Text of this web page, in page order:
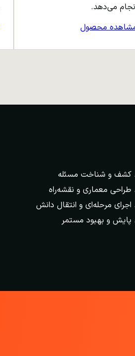
می‌دهد.
محصول
کشف و شناخت مسئله
طراحی معماری و نقشه‌راه
اجرای مرحله‌ای و انتقال دانش
پایش و بهبود مستمر